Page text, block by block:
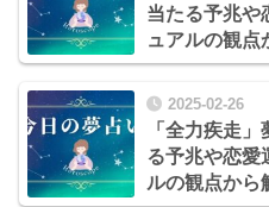
当たる予兆や
ュアルの観点
2025-02-26
「全力疾走
る予兆や恋愛
ルの観点から